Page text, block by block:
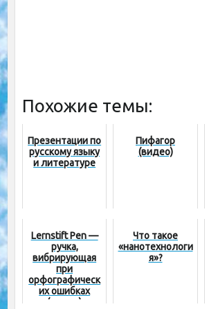
Похожие темы:
Презентации по
русскому языку
и литературе
Пифагор
(видео)
Lernstift Pen —
ручка,
вибрирующая
при
орфографическ
их ошибках
(видео)
Что такое
«нанотехнологи
я»?